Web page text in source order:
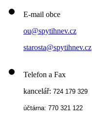
E-mail obce
ou@spytihnev.cz
starosta@spytihnev.cz
Telefon a Fax
kancelář: 724 179 329
účtárna: 770 321 122